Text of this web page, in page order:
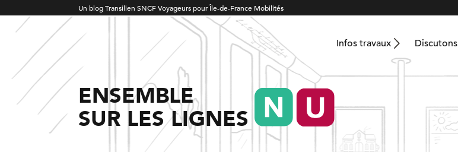
Un blog Transilien SNCF Voyageurs pour Île-de-France Mobilités
Infos travaux Discutons
ENSEMBLE
SUR LES LIGNES